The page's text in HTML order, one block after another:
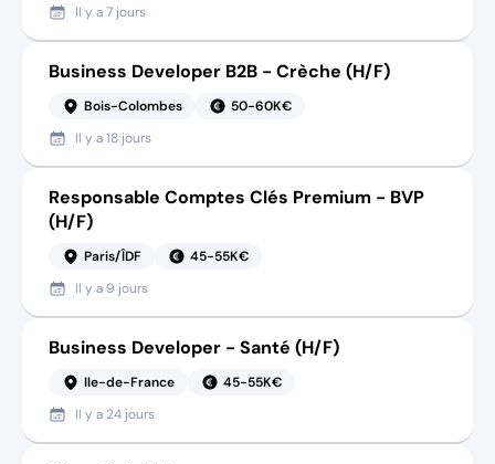
Il y a7 jours
Business Developer B2B - Crèche (H/F)
Bois-Colombes
50-60K€
Il y a18 jours
Responsable Comptes Clés Premium - BVP
(H/F)
Paris/ÎDF
45-55K€
Il y a 9 jours
Business Developer - Santé (H/F)
Ile-de-France
45-55K€
Il y a 24 jours